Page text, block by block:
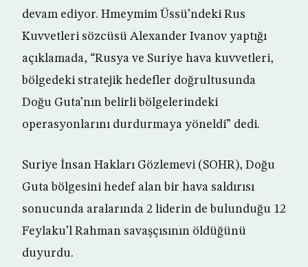
devam ediyor. Hmeymim Üssü’ndeki Rus
Kuvvetleri sözcüsü Alexander Ivanov yaptığı
açıklamada, “Rusya ve Suriye hava kuvvetleri,
bölgedeki stratejik hedefler doğrultusunda
Doğu Guta’nın belirli bölgelerindeki
operasyonlarını durdurmaya yöneldi” dedi.
Suriye İnsan Hakları Gözlemevi (SOHR), Doğu
Guta bölgesini hedef alan bir hava saldırısı
sonucunda aralarında 2 liderin de bulunduğu 12
Feylaku’l Rahman savaşçısının öldüğünü
duyurdu.